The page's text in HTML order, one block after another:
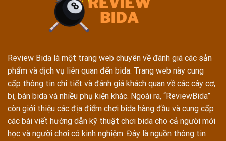
Review Bida là một trang web chuyên về đánh giá các sản
phẩm và dịch vụ liên quan đến bida. Trang web này cung
cấp thông tin chi tiết và đánh giá khách quan về các cây cơ,
bi, bàn bida và nhiều phụ kiện khác. Ngoài ra, “ReviewBida”
còn giới thiệu các địa điểm chơi bida hàng đầu và cung cấp
các bài viết hướng dẫn kỹ thuật chơi bida cho cả người mới
học và người chơi có kinh nghiệm. Đây là nguồn thông tin